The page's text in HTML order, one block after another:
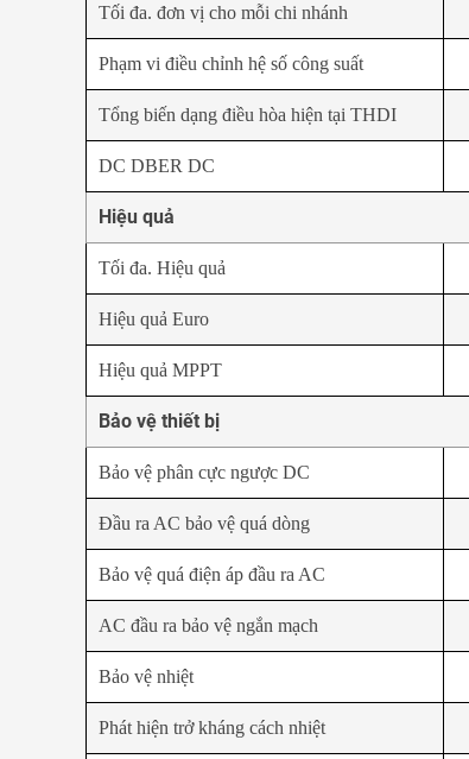
Tối đa. đơn vị cho mỗi chi nhánh
Phạm vi điều chỉnh hệ số công suất
Tổng biến dạng điều hòa hiện tại THDI
DC DBER DC
Hiệu quả
Tối đa. Hiệu quả
Hiệu quả Euro
Hiệu quả MPPT
Bảo vệ thiết bị
Bảo vệ phân cực ngược DC
Đầu ra AC bảo vệ quá dòng
Bảo vệ quá điện áp đầu ra AC
AC đầu ra bảo vệ ngắn mạch
Bảo vệ nhiệt
Phát hiện trở kháng cách nhiệt